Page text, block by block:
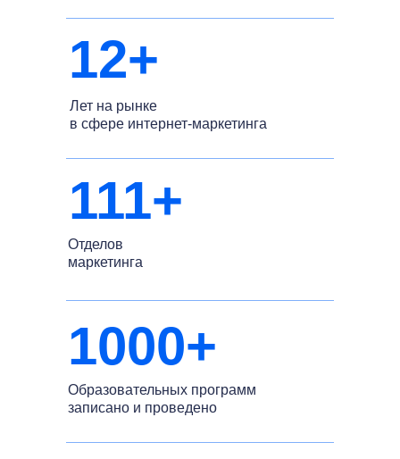
Лет на рынке
в сфере интернет-маркетинга
12+
Отделов
маркетинга
111+
1000+
Образовательных программ
записано и проведено